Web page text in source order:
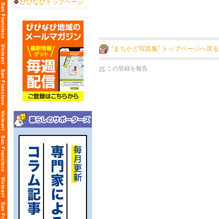
びびなびトップページ
“まちかど写真集” トップページへ戻る
この登録を報告